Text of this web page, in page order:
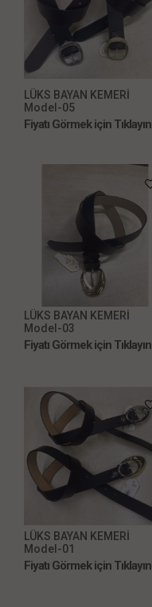
LÜKS BAYAN KEMERİ
Model-05
Fiyatı Görmek için Tıklayın
LÜKS BAYAN KEMERİ
Model-03
Fiyatı Görmek için Tıklayın
LÜKS BAYAN KEMERİ
Model-01
Fiyatı Görmek için Tıklayın